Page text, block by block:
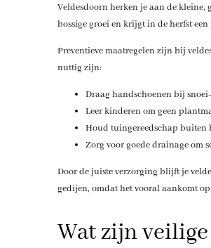
Veldesdoorn herken je aan de
bossige groei en krijgt in de herfst
Preventieve maatregelen zijn bij
nuttig zijn:
Draag handschoenen bij
Leer kinderen om geen
Houd tuingereedschap buiten
Zorg voor goede drainage om
Door de juiste verzorging blijft je
gedijen, omdat het vooral aankomt
Wat zijn